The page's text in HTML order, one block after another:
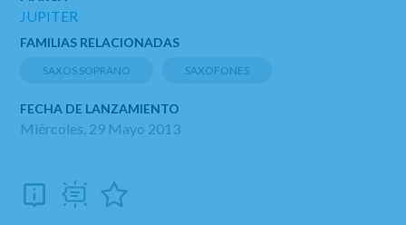
JUPITER
FAMILIAS RELACIONADAS
SAXOS SOPRANO SAXOFONES
FECHA DE LANZAMIENTO
Miércoles, 29 Mayo 2013